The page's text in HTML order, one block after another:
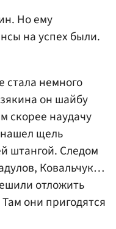
Но ему
на успех были.
стала немного
он шайбу
скорее наудачу
щель
штангой. Следом
Ковальчук…
отложить
они пригодятся